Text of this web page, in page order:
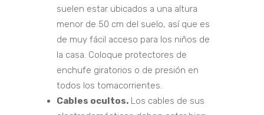
suelen estar ubicados a una altura
menor de 50 cm del suelo, así que es
de muy fácil acceso para los niños de
la casa. Coloque protectores de
enchufe giratorios o de presión en
todos los tomacorrientes.
Cables ocultos.Los cables de sus